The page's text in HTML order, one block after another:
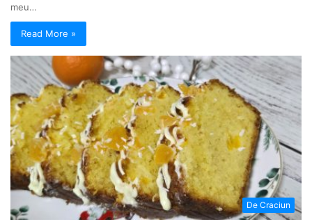
meu…
Read More »
De Craciun